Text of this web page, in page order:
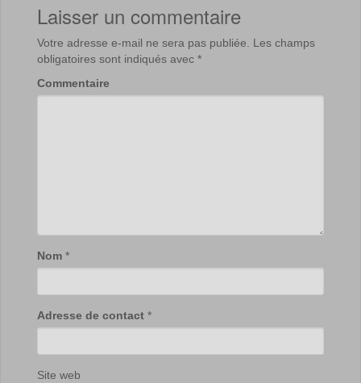
Laisser un commentaire
Votre adresse e-mail ne sera pas publiée.
Les champs
obligatoires sont indiqués avec *
Commentaire
Nom *
Adresse de contact *
Site web